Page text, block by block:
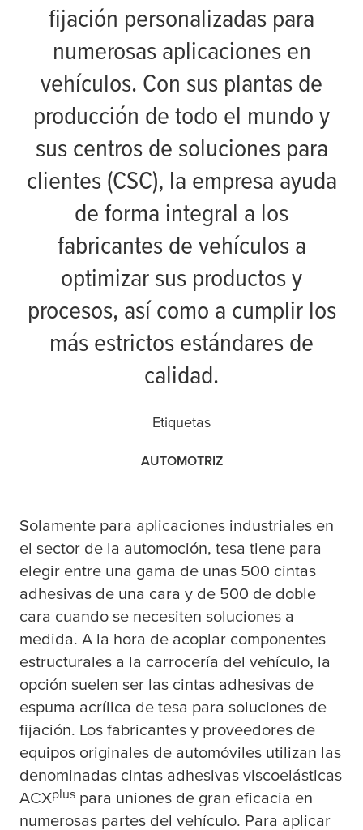
fijación personalizadas para
numerosas aplicaciones en
vehículos. Con sus plantas de
producción de todo el mundo y
sus centros de soluciones para
clientes (CSC), la empresa ayuda
de forma integral a los
fabricantes de vehículos a
optimizar sus productos y
procesos, así como a cumplir los
más estrictos estándares de
calidad.
Etiquetas
AUTOMOTRIZ
Solamente para aplicaciones industriales en
el sector de la automoción, tesa tiene para
elegir entre una gama de unas 500 cintas
adhesivas de una cara y de 500 de doble
cara cuando se necesiten soluciones a
medida. A la hora de acoplar componentes
estructurales a la carrocería del vehículo, la
opción suelen ser las cintas adhesivas de
espuma acrílica de tesa para soluciones de
fijación. Los fabricantes y proveedores de
equipos originales de automóviles utilizan las
denominadas cintas adhesivas viscoelásticas
ACXplus para uniones de gran eficacia en
numerosas partes del vehículo. Para aplicar